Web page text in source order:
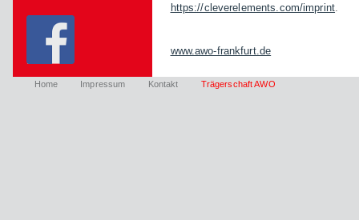
https://cleverelements.com/imprint
www.awo-frankfurt.de
Home Impressum Kontakt Trägerschaft AWO